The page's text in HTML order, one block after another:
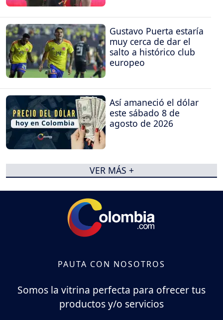
Gustavo Puerta estaría
muy cerca de dar el
salto a histórico club
europeo
Así amaneció el dólar
este sábado 8 de
agosto de 2026
VER MÁS +
PAUTA CON NOSOTROS
Somos la vitrina perfecta para ofrecer tus
productos y/o servicios